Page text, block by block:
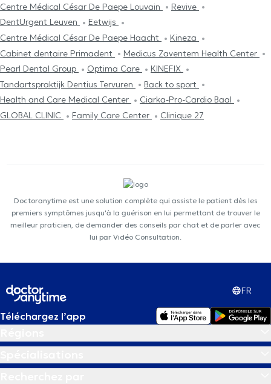
Centre Médical César De Paepe Louvain
Revive
DentUrgent Leuven
Eetwijs
Centre Médical César De Paepe Haacht
Kineza
Cabinet dentaire Primadent
Medicus Zaventem Health Center
Pearl Dental Group
Optima Care
KINEFIX
Tandartspraktijk Dentius Tervuren
Back to sport
Health and Care Medical Center
Ciarka-Pro-Cardio Baal
GLOBAL CLINIC
Family Care Center Clinique 27
Doctoranytime est une solution complète qui assiste le patient dès les
premiers symptômes jusqu'à la guérison en lui permettant de trouver le
meilleur praticien, de demander des conseils par chat et de parler avec
lui par Vidéo Consultation.
FR
Téléchargez l’app